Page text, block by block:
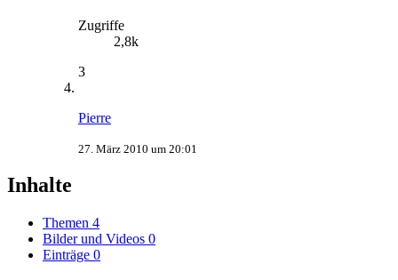
Zugriffe
2,8k
3
Pierre
27. März 2010 um 20:01
Inhalte
Themen 4
Bilder und Videos 0
Einträge 0